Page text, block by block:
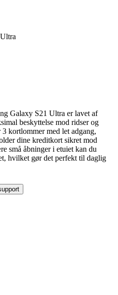
Galaxy S21 Ultra er lavet af
beskyttelse mod ridser og
kortlommer med let adgang,
dine kreditkort sikret mod
små åbninger i etuiet kan du
hvilket gør det perfekt til daglig